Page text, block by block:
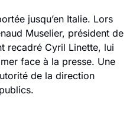
jusqu’en Italie. Lors
Muselier, président de
recadré Cyril Linette, lui
face à la presse. Une
de la direction